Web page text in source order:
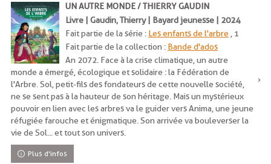
UN AUTRE MONDE / THIERRY GAUDIN
Livre | Gaudin, Thierry | Bayard jeunesse | 2024
Fait partie de la série : Les enfants de l'arbre , 1
Fait partie de la collection : Bande d'ados
An 2072. Face à la crise climatique, un autre
monde a émergé, écologique et solidaire : la Fédération de
l'Arbre. Sol, petit-fils des fondateurs de cette nouvelle société,
ne se sent pas à la hauteur de son héritage. Mais un mystérieux
pouvoir en lien avec les arbres va le guider vers Anima, une jeune
réfugiée farouche et énigmatique. Son arrivée va bouleverser la
vie de Sol... et tout son univers.
Plus d'infos